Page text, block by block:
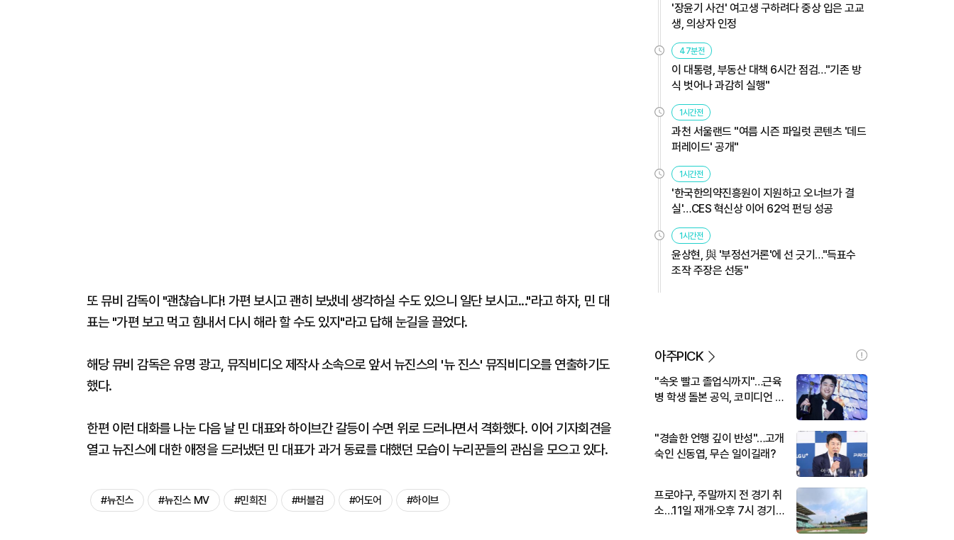
또 뮤비 감독이 "괜찮습니다! 가편 보시고 괜히 보냈네 생각하실 수도 있으니 일단 보시고..."라고 하자, 민 대
표는 "가편 보고 먹고 힘내서 다시 해라 할 수도 있지"라고 답해 눈길을 끌었다.
해당 뮤비 감독은 유명 광고, 뮤직비디오 제작사 소속으로 앞서 뉴진스의 '뉴 진스' 뮤직비디오를 연출하기도
했다.
한편 이런 대화를 나눈 다음 날 민 대표와 하이브간 갈등이 수면 위로 드러나면서 격화했다. 이어 기자회견을
열고 뉴진스에 대한 애정을 드러냈던 민 대표가 과거 동료를 대했던 모습이 누리꾼들의 관심을 모으고 있다.
#뉴진스 #뉴진스 MV #민희진 #버블검 #어도어 #하이브
'장윤기 사건' 여고생 구하려다 중상 입은 고교
생, 의상자 인정
47분전
이 대통령, 부동산 대책 6시간 점검…"기존 방
식 벗어나 과감히 실행"
1시간전
과천 서울랜드 "여름 시즌 파일럿 콘텐츠 '데드
퍼레이드' 공개"
1시간전
'한국한의약진흥원이 지원하고 오너브가 결
실'…CES 혁신상 이어 62억 펀딩 성공
1시간전
윤상현, 與 '부정선거론'에 선 긋기…"득표수
조작 주장은 선동"
아주PICK
"속옷 빨고 졸업식까지"…근육
병 학생 돌본 공익, 코미디언 김
"경솔한 언행 깊이 반성"…고개
숙인 신동엽, 무슨 일이길래?
프로야구, 주말까지 전 경기 취
소…11일 재개·오후 7시 경기